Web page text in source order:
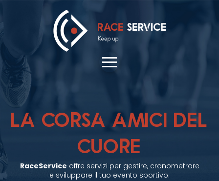
LA CORSA AMICI DEL
CUORE
RaceService offre servizi per gestire, cronometrare
e sviluppare il tuo evento sportivo.